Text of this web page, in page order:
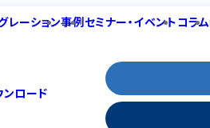
レーション事例セミナー・イベントコラム
ロード